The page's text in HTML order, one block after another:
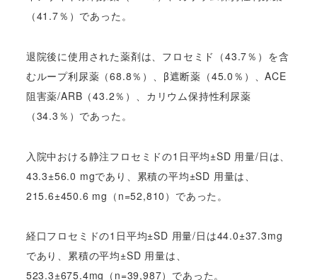
（41.7％）であった。
退院後に使用された薬剤は、フロセミド（43.7％）を含
むループ利尿薬（68.8％）、β遮断薬（45.0％）、ACE
阻害薬/ARB（43.2％）、カリウム保持性利尿薬
（34.3％）であった。
入院中おける静注フロセミドの1日平均±SD 用量/日は、
43.3±56.0 mgであり、累積の平均±SD 用量は、
215.6±450.6 mg（n=52,810）であった。
経口フロセミドの1日平均±SD 用量/日は44.0±37.3mg
であり、累積の平均±SD 用量は、
523.3±675.4mg（n=39,987）であった。